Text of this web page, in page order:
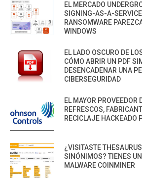
EL MERCADO
SIGNING-AS-A-SERVICE
RANSOMWARE
WINDOWS
EL LADO OSCURO DE
CÓMO ABRIR UN PDF
DESENCADENAR UNA
CIBERSEGURIDAD
EL MAYOR PROVEEDOR
REFRESCOS,
RECICLAJE HACKEADO
¿VISITASTE
SINÓNIMOS? TIENES
MALWARE COINMINER